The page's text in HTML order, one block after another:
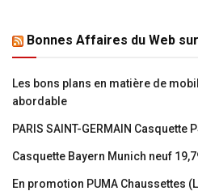
Bonnes Affaires du Web
Les bons plans en matière de
abordable
PARIS SAINT-GERMAIN Casquette
Casquette Bayern Munich neuf
En promotion PUMA Chaussettes